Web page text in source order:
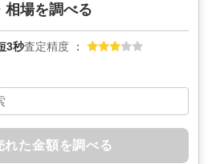
相場を調べる
3秒査定精度
れた金額を調べる